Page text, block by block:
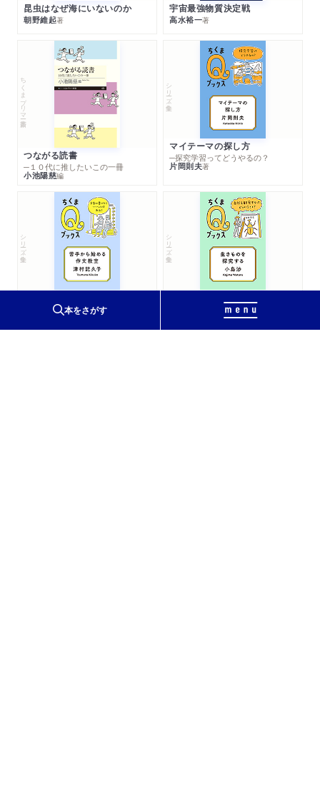
本をさがす
昆虫はなぜ海にいないのか
朝野維起著
宇宙最強物質決定戦
高水裕一著
ちくまプリマー新書
つながる読書
─１０代に推したいこの一冊
小池陽慈編
シリーズ・全集
マイテーマの探し方
─探究学習ってどうやるの？
片岡則夫著
シリーズ・全集
─文章が書けたらいいことはある？
津村記久子 著
シリーズ・全集